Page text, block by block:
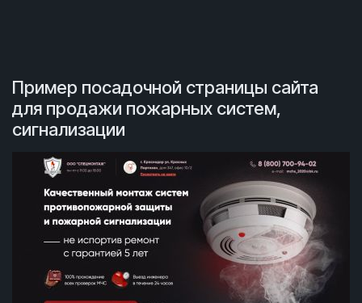
Пример посадочной страницы сайта
для продажи пожарных систем,
сигнализации